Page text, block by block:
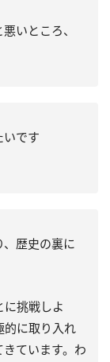
いところ、
いです
歴史の裏に
挑戦しよ
的に取り入れ
ています。わ